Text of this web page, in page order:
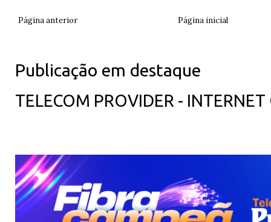
Página anterior Página inicial
Publicação em destaque
TELECOM PROVIDER -